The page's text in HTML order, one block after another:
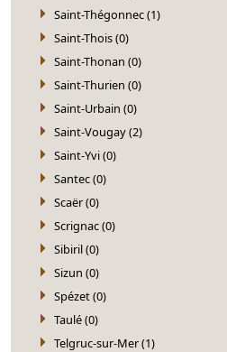
Saint-Thégonnec (1)
Saint-Thois (0)
Saint-Thonan (0)
Saint-Thurien (0)
Saint-Urbain (0)
Saint-Vougay (2)
Saint-Yvi (0)
Santec (0)
Scaër (0)
Scrignac (0)
Sibiril (0)
Sizun (0)
Spézet (0)
Taulé (0)
Telgruc-sur-Mer (1)